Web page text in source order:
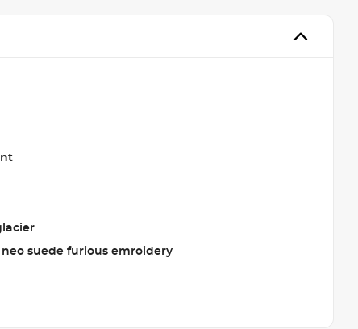
suede furious emroidery